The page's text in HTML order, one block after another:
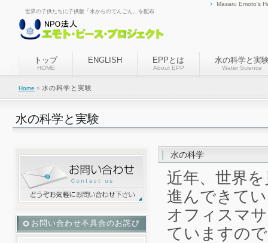
世界の子供たちに子供版「水からのでんごん」を配布
Masaru Emoto's
トップ
HOME
ENGLISH EPPとは
About EPP
水の科学と実
Water Science
Home » 水の科学と実験
水の科学と実験
水の科学
近年、世界
進んできて
オフィスマ
ていますの
お問い合わせ不具合のお詫び